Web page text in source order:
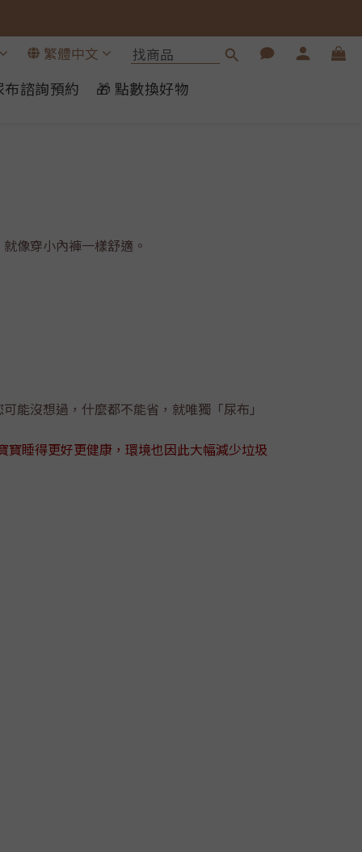
繁體中文
諮詢預約 🎁 點數換好物
像穿小內褲一樣舒適。
能沒想過，什麼都不能省，就唯獨「尿布」
睡得更好更健康，環境也因此大幅減少垃圾